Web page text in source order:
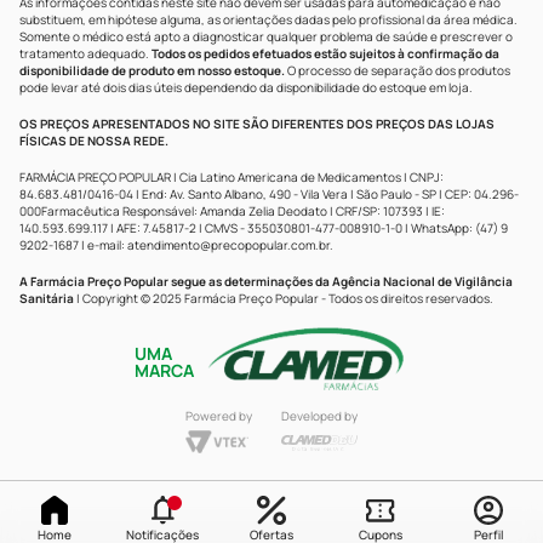
Home Notificações Ofertas Cupons Perfil
substituem, em hipótese alguma, as orientações dadas pelo profissional da área médica.
Somente o médico está apto a diagnosticar qualquer problema de saúde e prescrever o
tratamento adequado. Todos os pedidos efetuados estão sujeitos à confirmação da
disponibilidade de produto em nosso estoque.O processo de separação dos produtos
pode levar até dois dias úteis dependendo da disponibilidade do estoque em loja.
OS PREÇOS APRESENTADOS NO SITE SÃO DIFERENTES DOS PREÇOS DAS LOJAS
FÍSICAS DE NOSSA REDE.
FARMÁCIA PREÇO POPULAR | Cia Latino Americana de Medicamentos | CNPJ:
84.683.481/0416-04 | End: Av. Santo Albano, 490 - Vila Vera | São Paulo - SP | CEP: 04.296-
000Farmacêutica Responsável: Amanda Zelia Deodato | CRF/SP: 107393 | IE:
140.593.699.117 | AFE: 7.45817-2 | CMVS - 355030801-477-008910-1-0 | WhatsApp: (47) 9
9202-1687 | e-mail: atendimento@precopopular.com.br.
A Farmácia Preço Popular segue as determinações da Agência Nacional de Vigilância
Sanitária | Copyright © 2025 Farmácia Preço Popular - Todos os direitos reservados.
UMA
MARCA
Powered by Developed by